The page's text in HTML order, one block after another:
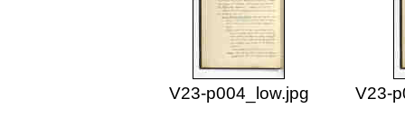
V23-p004_low.jpg V23-